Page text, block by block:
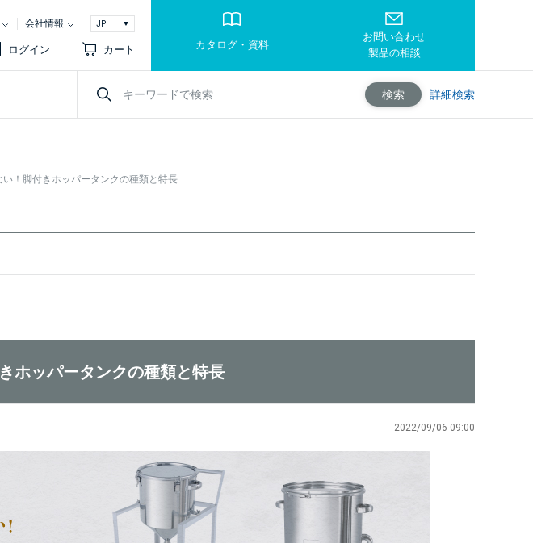
会社情報
ログイン カート カタログ・資料
お問い合わせ
製品の相談
検索 詳細検索
！脚付きホッパータンクの種類と特長
ホッパータンクの種類と特長
2022/09/06 09:00